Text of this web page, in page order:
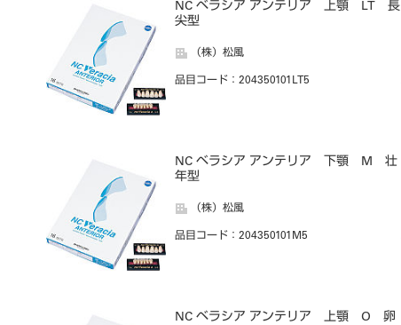
NC ベラシア アンテリア 上顎 LT 長
尖型
（株）松風
品目コード ：204350101LT5
NC ベラシア アンテリア 下顎 M 壮
年型
（株）松風
品目コード ：204350101M5
NC ベラシア アンテリア 上顎 O 卵